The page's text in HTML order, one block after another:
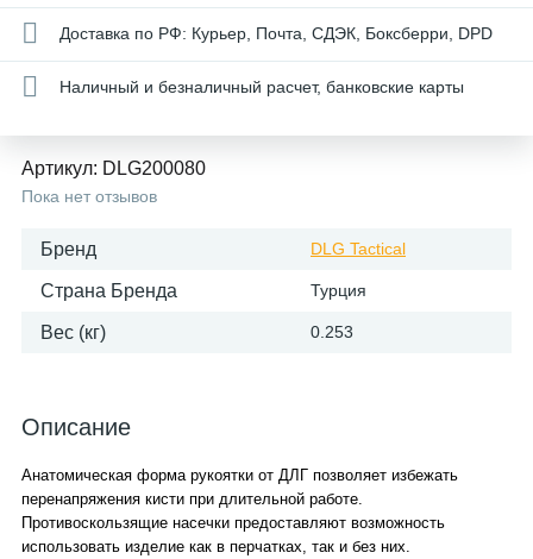
Доставка по РФ: Курьер, Почта, СДЭК, Боксберри, DPD
Наличный и безналичный расчет, банковские карты
Артикул: DLG200080
Пока нет отзывов
Бренд DLG Tactical
Страна Бренда Турция
Вес (кг) 0.253
Описание
Анатомическая форма рукоятки от ДЛГ позволяет избежать
перенапряжения кисти при длительной работе.
Противоскользящие насечки предоставляют возможность
использовать изделие как в перчатках, так и без них.